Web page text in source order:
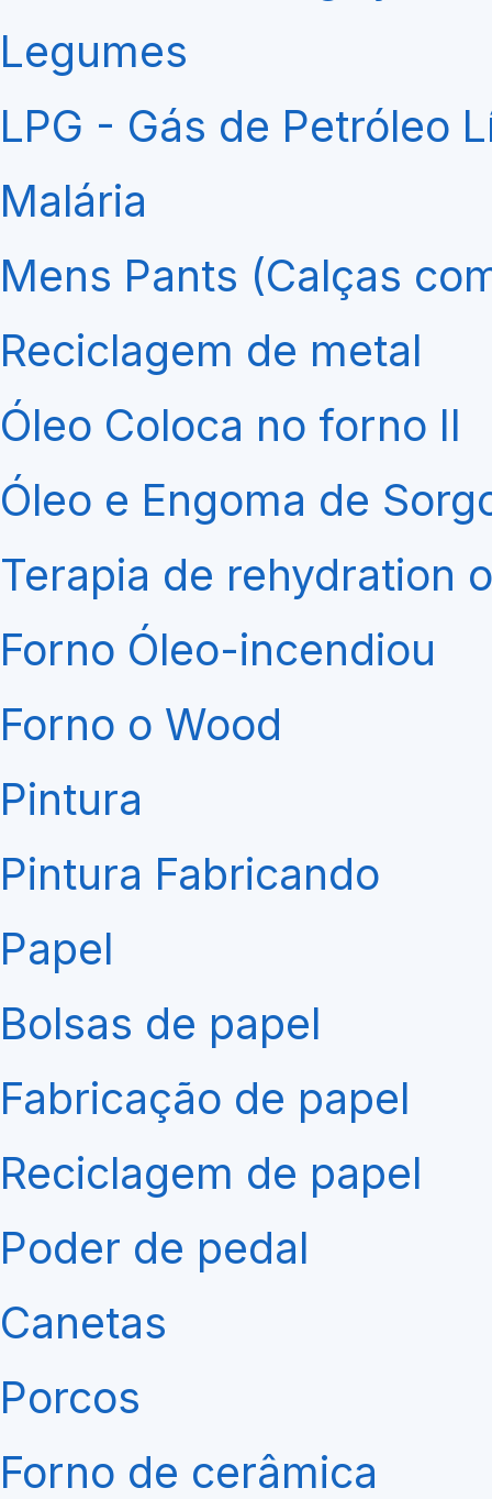
Legumes
LPG - Gás de Petróleo
Malária
Mens Pants (Calças
Reciclagem de metal
Óleo Coloca no forno II
Óleo e Engoma de
Terapia de rehydration
Forno Óleo-incendiou
Forno o Wood
Pintura
Pintura Fabricando
Papel
Bolsas de papel
Fabricação de papel
Reciclagem de papel
Poder de pedal
Canetas
Porcos
Forno de cerâmica